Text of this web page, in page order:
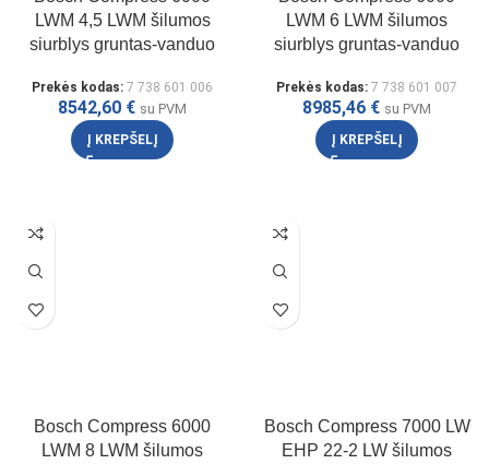
LWM 4,5 LWM šilumos
siurblys gruntas-vanduo
Prekės kodas: 7 738 601 006
8542,60 € su PVM
Į KREPŠELĮ
LWM 6 LWM šilumos
siurblys gruntas-vanduo
Prekės kodas: 7 738 601 007
8985,46 € su PVM
Į KREPŠELĮ
Bosch Compress 6000
LWM 8 LWM šilumos
Bosch Compress 7000 LW
EHP 22-2 LW šilumos